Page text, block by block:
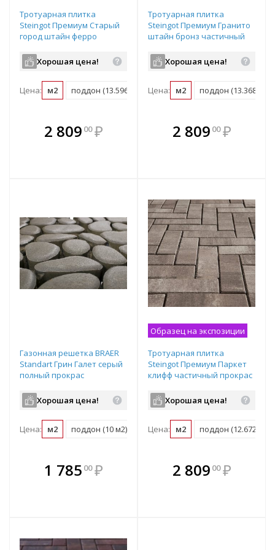
Тротуарная плитка
Steingot Премиум Старый
город штайн ферро
240/200/160х160х60 мм
Хорошая цена!
Цена: м2 поддон (13.596 м2)
2 809 00 ₽
В комплекте
всегда выгоднее!
Тротуарная плитка
Steingot Премиум Гранито
штайн бронз частичный
175/125-135/85-95х160х60
мм
Хорошая цена!
Цена: м2 поддон (13.368 м2)
В комплекте
всегда выгоднее!
2 809 00 ₽
Газонная решетка BRAER
Standart Грин Галет серый
полный прокрас
Хорошая цена!
Цена: м2 поддон (10 м2)
1 785 00 ₽
В комплекте
всегда выгоднее!
Образец на экспозиции
Тротуарная плитка
Steingot Премиум Паркет
клифф частичный прокрас
Хорошая цена!
Цена: м2 поддон (12.672 м2)
В комплекте
всегда выгоднее!
2 809 00 ₽